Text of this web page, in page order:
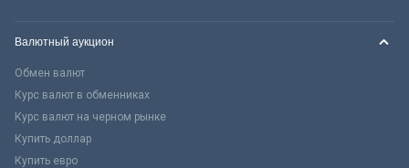
Валютный аукцион
Обмен валют
Курс валют в обменниках
Курс валют на черном рынке
Купить доллар
Купить евро